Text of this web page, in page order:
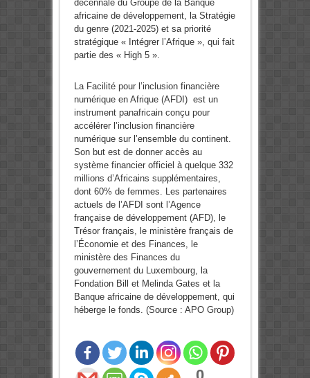
décennale du Groupe de la Banque
africaine de développement, la Stratégie
du genre (2021-2025) et sa priorité
stratégique « Intégrer l’Afrique », qui fait
partie des « High 5 ».
La Facilité pour l’inclusion financière
numérique en Afrique (AFDI) est un
instrument panafricain conçu pour
accélérer l’inclusion financière
numérique sur l’ensemble du continent.
Son but est de donner accès au
système financier officiel à quelque 332
millions d’Africains supplémentaires,
dont 60% de femmes. Les partenaires
actuels de l’AFDI sont l’Agence
française de développement (AFD), le
Trésor français, le ministère français de
l’Économie et des Finances, le
ministère des Finances du
gouvernement du Luxembourg, la
Fondation Bill et Melinda Gates et la
Banque africaine de développement, qui
héberge le fonds. (Source : APO Group)